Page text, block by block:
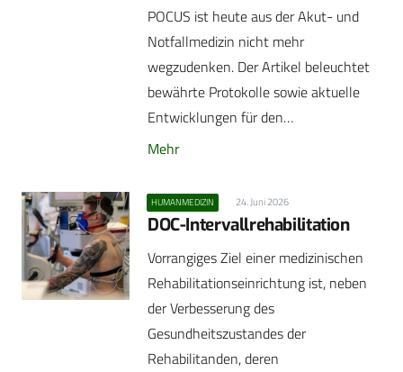
POCUS ist heute aus der Akut- und
Notfallmedizin nicht mehr
wegzudenken. Der Artikel beleuchtet
bewährte Protokolle sowie aktuelle
Entwicklungen für den…
Mehr
HUMANMEDIZIN 24. Juni 2026
DOC-Intervallrehabilitation
Vorrangiges Ziel einer medizinischen
Rehabilitationseinrichtung ist, neben
der Verbesserung des
Gesundheitszustandes der
Rehabilitanden, deren